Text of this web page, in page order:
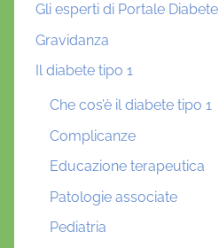
Gli esperti di Portale Diabete
Gravidanza
Il diabete tipo 1
Che cos’è il diabete tipo 1
Complicanze
Educazione terapeutica
Patologie associate
Pediatria